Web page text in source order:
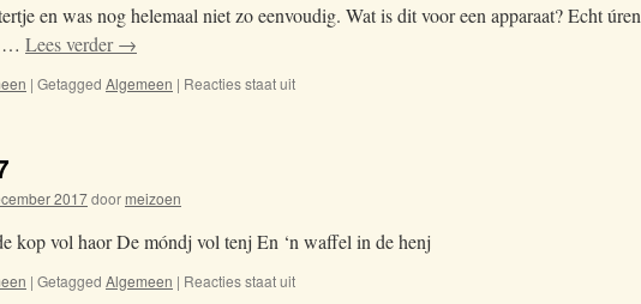
en was nog helemaal niet zo eenvoudig. Wat is dit voor een apparaat? Echt úren
… Lees verder→
| Getagged Algemeen | Reacties staat uit
2017doormeizoen
kop vol haor De móndj vol tenj En ‘n waffel in de henj
| Getagged Algemeen | Reacties staat uit